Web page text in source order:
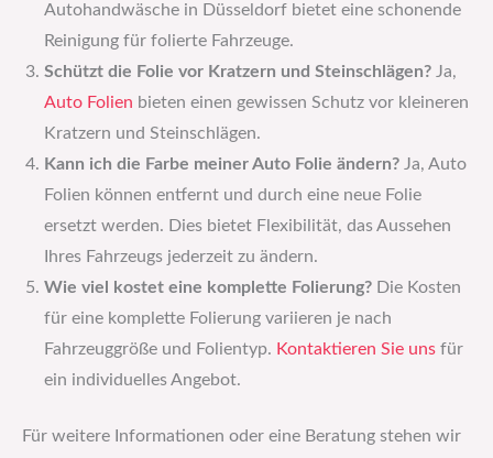
Autohandwäsche in Düsseldorf bietet eine schonende
Reinigung für folierte Fahrzeuge.
Schützt die Folie vor Kratzern und Steinschlägen? Ja,
Auto Folien bieten einen gewissen Schutz vor kleineren
Kratzern und Steinschlägen.
Kann ich die Farbe meiner Auto Folie ändern? Ja, Auto
Folien können entfernt und durch eine neue Folie
ersetzt werden. Dies bietet Flexibilität, das Aussehen
Ihres Fahrzeugs jederzeit zu ändern.
Wie viel kostet eine komplette Folierung? Die Kosten
für eine komplette Folierung variieren je nach
Fahrzeuggröße und Folientyp. Kontaktieren Sie uns für
ein individuelles Angebot.
Für weitere Informationen oder eine Beratung stehen wir